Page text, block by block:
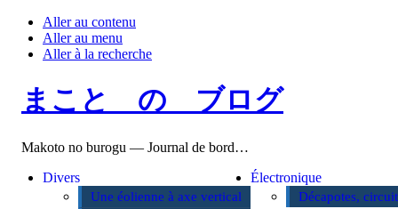
Aller au contenu
Aller au menu
Aller à la recherche
まこと の ブログ
Makoto no burogu — Journal de bord…
Divers
Une éolienne à axe vertical
Électronique
Décapotes,